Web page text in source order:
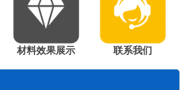
材料效果展示 联系我们